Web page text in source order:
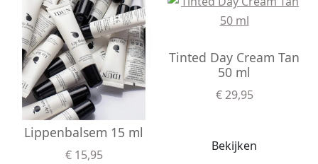
Lippenbalsem 15 ml
€ 15,95
Tinted Day Cream Tan
50 ml
€ 29,95
Bekijken